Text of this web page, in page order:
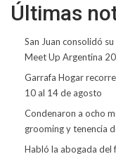
Últimas
San Juan consolidó
Meet Up Argentina
Garrafa Hogar
10 al 14 de agosto
Condenaron a ocho
grooming y tenencia
Habló la abogada del